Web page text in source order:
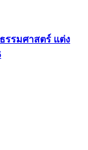
รรมศาสตร์ แต่ง